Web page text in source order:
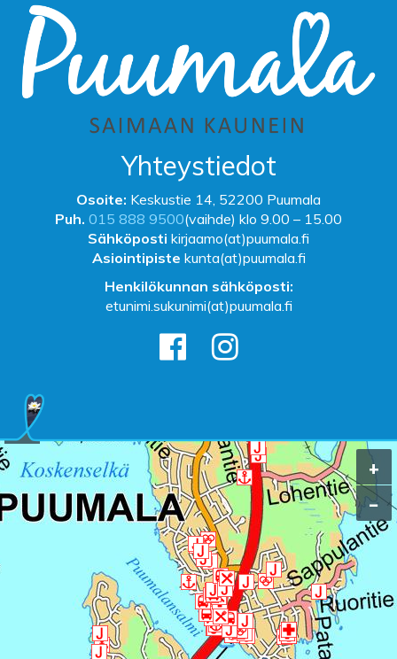
Yhteystiedot
Osoite: Keskustie 14, 52200 Puumala
Puh. 015 888 9500(vaihde) klo 9.00 – 15.00
Sähköposti kirjaamo(at)puumala.fi
Asiointipiste kunta(at)puumala.fi
Henkilökunnan sähköposti:
etunimi.sukunimi(at)puumala.fi